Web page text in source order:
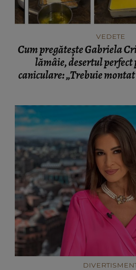
VEDETE
Cum pregătește Gabriela
lămâie, desertul
caniculare: „Trebuie